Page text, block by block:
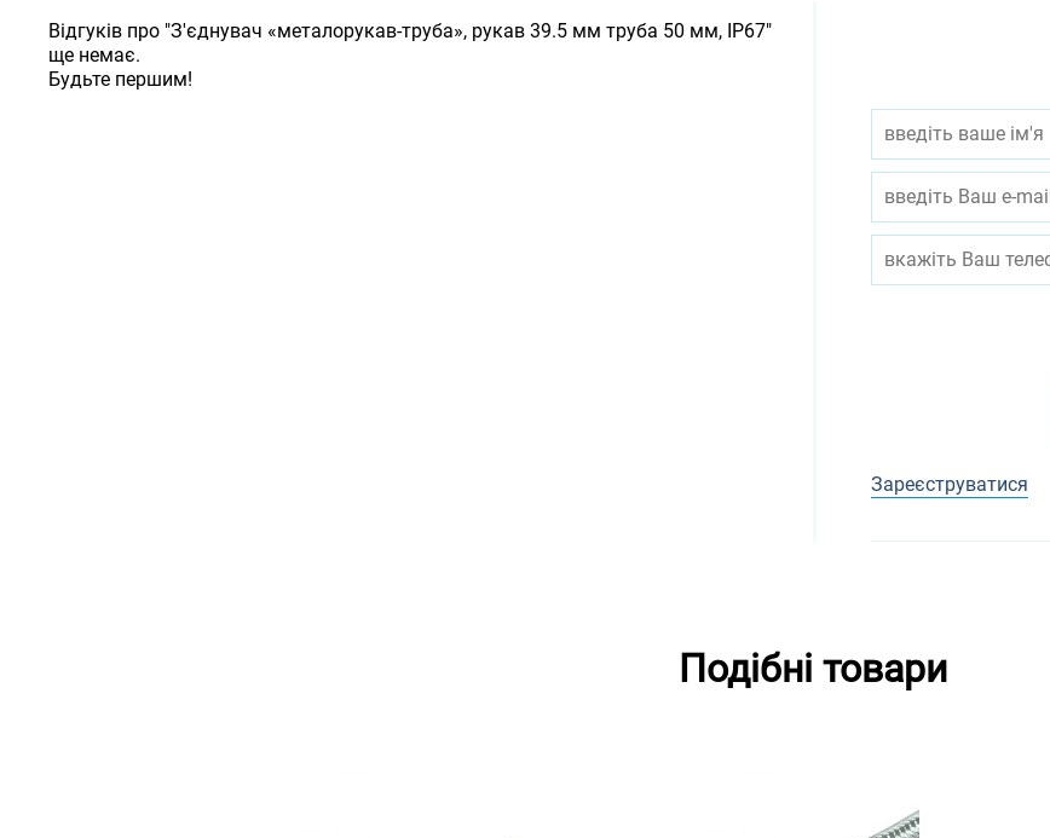
Відгуків про "З'єднувач «металорукав-труба», рукав 39.5 мм труба 50 мм, IP67"
ще немає.
Будьте першим!
Зареєструватися
Подібні товари